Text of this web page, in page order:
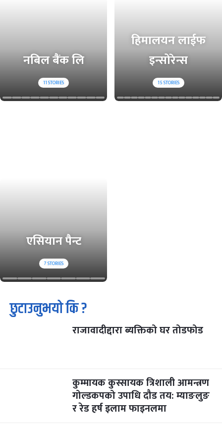
नबिल बैंक लि
11STORIES
हिमालयन लाईफ
इन्सोरेन्स
15STORIES
एसियान पैन्ट
7STORIES
छुटाउनुभयो कि ?
राजावादीद्दारा ब्यक्तिको घर तोडफोड
कुम्मायक कुस्सायक त्रिशाली आमन्त्रण
गोल्डकपको उपाधि दौड तय: म्याङलुङ
र रेड हर्ष इलाम फाइनलमा